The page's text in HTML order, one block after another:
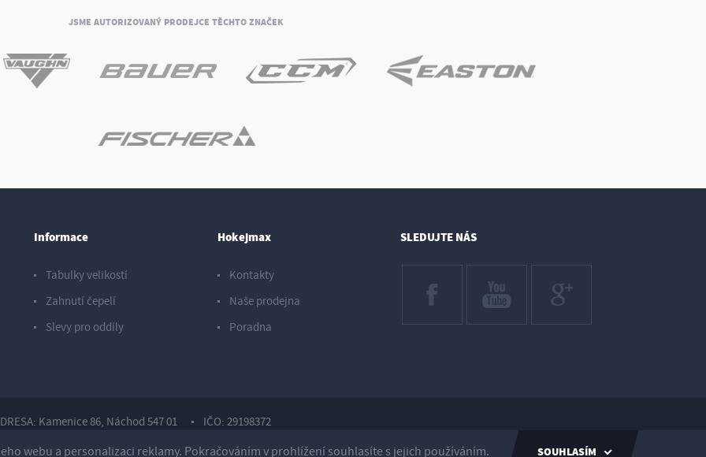
JSME AUTORIZOVANÝ PRODEJCE TĚCHTO ZNAČEK
Informace
Tabulky velikostí
Zahnutí čepelí
Slevy pro oddíly
Hokejmax
Kontakty
Naše prodejna
Poradna
SLEDUJTE NÁS
Kamenice 86, Náchod 547 01
IČO: 29198372
Created by inCUBE
webu a personalizaci reklamy. Pokračováním v prohlížení souhlasíte s jejich používáním. SOUHLASÍM